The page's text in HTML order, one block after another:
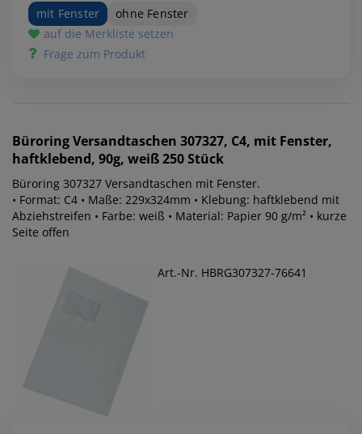
mit Fenster
ohne Fenster
auf die Merkliste setzen
Frage zum Produkt
BüroringVersandtaschen 307327, C4, mit Fenster,
haftklebend, 90g, weiß 250 Stück
Büroring 307327 Versandtaschen mit Fenster.
• Format: C4 • Maße: 229x324mm • Klebung: haftklebend mit
Abziehstreifen • Farbe: weiß • Material: Papier 90 g/m² • kurze
Seite offen
Art.-Nr. HBRG307327-76641